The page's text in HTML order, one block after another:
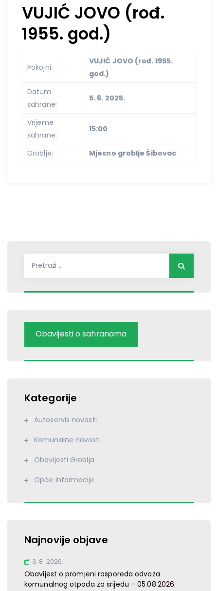
VUJIĆ JOVO (rođ.
1955. god.)
Pokojni:
VUJIĆ JOVO (rođ. 1955.
god.)
Datum
sahrane:
5. 6. 2025.
Vrijeme
sahrane:
15:00
Groblje: Mjesno groblje Šibovac
Obavijesti o sahranama
Kategorije
Autoservis novosti
Komunalne novosti
Obavijesti Groblja
Opće informacije
Najnovije objave
3. 8. 2026.
Obavijest o promjeni rasporeda odvoza
komunalnog otpada za srijedu – 05.08.2026.